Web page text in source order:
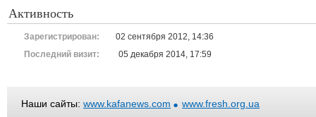
Активность
Зарегистрирован:
02 сентября 2012, 14:36
Последний визит:
05 декабря 2014, 17:59
Наши сайты: www.kafanews.com www.fresh.org.ua